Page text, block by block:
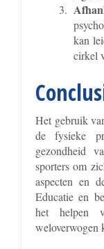
kan
cirkel
Het gebruik
de fysieke
gezondheid
sporters om
aspecten en
Educatie en
het helpen
weloverwogen